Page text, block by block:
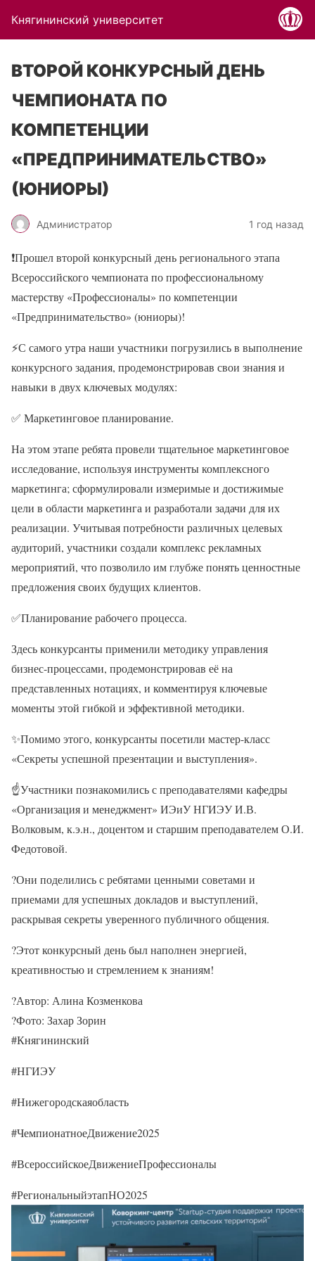
Княгининский университет
ВТОРОЙ КОНКУРСНЫЙ ДЕНЬ
ЧЕМПИОНАТА ПО
КОМПЕТЕНЦИИ
«ПРЕДПРИНИМАТЕЛЬСТВО»
(ЮНИОРЫ)
Администратор 1 год назад
❗Прошел второй конкурсный день регионального этапа
Всероссийского чемпионата по профессиональному
мастерству «Профессионалы» по компетенции
«Предпринимательство» (юниоры)!
⚡С самого утра наши участники погрузились в выполнение
конкурсного задания, продемонстрировав свои знания и
навыки в двух ключевых модулях:
✅ Маркетинговое планирование.
На этом этапе ребята провели тщательное маркетинговое
исследование, используя инструменты комплексного
маркетинга; сформулировали измеримые и достижимые
цели в области маркетинга и разработали задачи для их
реализации. Учитывая потребности различных целевых
аудиторий, участники создали комплекс рекламных
мероприятий, что позволило им глубже понять ценностные
предложения своих будущих клиентов.
✅Планирование рабочего процесса.
Здесь конкурсанты применили методику управления
бизнес-процессами, продемонстрировав её на
представленных нотациях, и комментируя ключевые
моменты этой гибкой и эффективной методики.
✨Помимо этого, конкурсанты посетили мастер-класс
«Секреты успешной презентации и выступления».
☝Участники познакомились с преподавателями кафедры
«Организация и менеджмент» ИЭиУ НГИЭУ И.В.
Волковым, к.э.н., доцентом и старшим преподавателем О.И.
Федотовой.
?Они поделились с ребятами ценными советами и
приемами для успешных докладов и выступлений,
раскрывая секреты уверенного публичного общения.
?Этот конкурсный день был наполнен энергией,
креативностью и стремлением к знаниям!
?Автор: Алина Козменкова
?Фото: Захар Зорин
#Княгининский
#НГИЭУ
#Нижегородскаяобласть
#ЧемпионатноеДвижение2025
#ВсероссийскоеДвижениеПрофессионалы
#РегиональныйэтапНО2025